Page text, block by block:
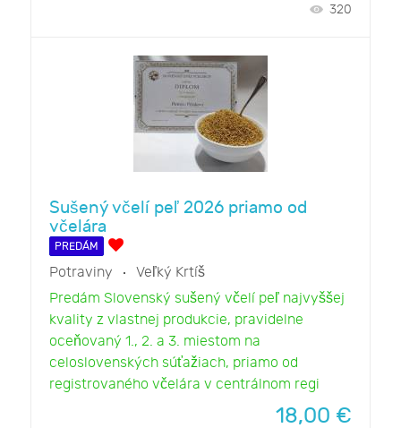
320
Sušený včelí peľ 2026 priamo od
včelára
PREDÁM
Potraviny
Veľký Krtíš
Predám Slovenský sušený včelí peľ najvyššej
kvality z vlastnej produkcie, pravidelne
oceňovaný 1., 2. a 3. miestom na
celoslovenských súťažiach, priamo od
registrovaného včelára v centrálnom regi
18,00 €